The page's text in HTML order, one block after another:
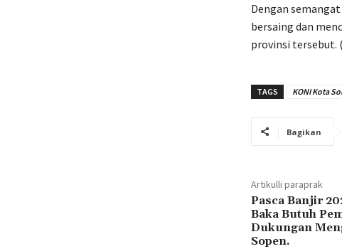
Dengan
bersaing dan
provinsi tersebut.
TAGS KONI Kota
Bagikan
Artikulli paraprak
Pasca Banjir
Baka Butuh
Dukungan
Sopen.